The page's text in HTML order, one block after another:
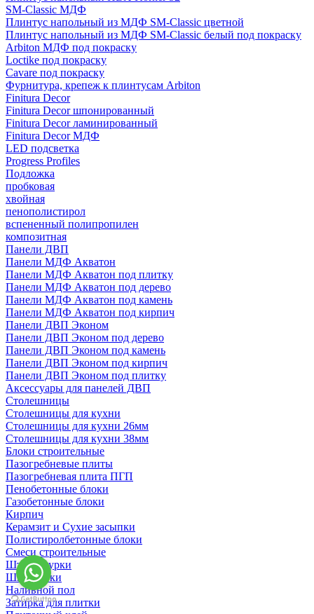
SM-Classic МДФ
Плинтус напольный из МДФ SM-Classic цветной
Плинтус напольный из МДФ SM-Classic белый под покраску
Arbiton МДФ под покраску
Loctike под покраску
Cavare под покраску
Фурнитура, крепеж к плинтусам Arbiton
Finitura Decor
Finitura Decor шпонированный
Finitura Decor ламинированный
Finitura Decor МДФ
LED подсветка
Progress Profiles
Подложка
пробковая
хвойная
пенополистирол
вспененный полипропилен
композитная
Панели ДВП
Панели МДФ Акватон
Панели МДФ Акватон под плитку
Панели МДФ Акватон под дерево
Панели МДФ Акватон под камень
Панели МДФ Акватон под кирпич
Панели ДВП Эконом
Панели ДВП Эконом под дерево
Панели ДВП Эконом под камень
Панели ДВП Эконом под кирпич
Панели ДВП Эконом под плитку
Аксессуары для панелей ДВП
Столешницы
Столешницы для кухни
Столешницы для кухни 26мм
Столешницы для кухни 38мм
Блоки строительные
Пазогребневые плиты
Пазогребневая плита ПГП
Пенобетонные блоки
Газобетонные блоки
Кирпич
Керамзит и Сухие засыпки
Полистиролбетонные блоки
Смеси строительные
Штукартурки
Шпаклевки
Наливной пол
Затирка для плитки